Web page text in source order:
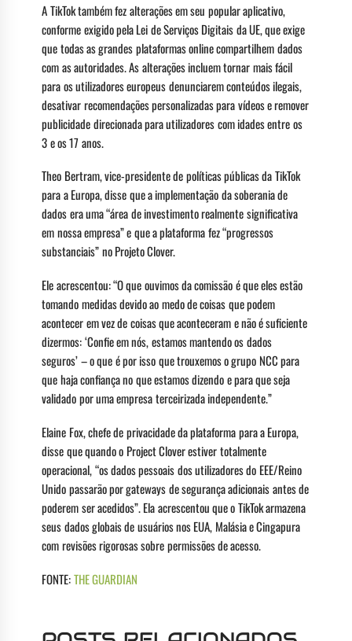
A TikTok também fez alterações em seu popular aplicativo,
conforme exigido pela Lei de Serviços Digitais da UE, que exige
que todas as grandes plataformas online compartilhem dados
com as autoridades. As alterações incluem tornar mais fácil
para os utilizadores europeus denunciarem conteúdos ilegais,
desativar recomendações personalizadas para vídeos e remover
publicidade direcionada para utilizadores com idades entre os
3 e os 17 anos.
Theo Bertram, vice-presidente de políticas públicas da TikTok
para a Europa, disse que a implementação da soberania de
dados era uma “área de investimento realmente significativa
em nossa empresa” e que a plataforma fez “progressos
substanciais” no Projeto Clover.
Ele acrescentou: “O que ouvimos da comissão é que eles estão
tomando medidas devido ao medo de coisas que podem
acontecer em vez de coisas que aconteceram e não é suficiente
dizermos: ‘Confie em nós, estamos mantendo os dados
seguros’ – o que é por isso que trouxemos o grupo NCC para
que haja confiança no que estamos dizendo e para que seja
validado por uma empresa terceirizada independente.”
Elaine Fox, chefe de privacidade da plataforma para a Europa,
disse que quando o Project Clover estiver totalmente
operacional, “os dados pessoais dos utilizadores do EEE/Reino
Unido passarão por gateways de segurança adicionais antes de
poderem ser acedidos”. Ela acrescentou que o TikTok armazena
seus dados globais de usuários nos EUA, Malásia e Cingapura
com revisões rigorosas sobre permissões de acesso.
FONTE:THE GUARDIAN